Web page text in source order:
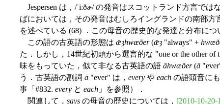
Jespersen は，/ˈiːðɚ/ の発音はスコットランド方言で
ばにおいては，その発音はむしろイングランドの南部方
を述べている (68) ．この母音の歴史的な発達と分布に
この語の古英語の形態は ǣȝhwæðer(ǣȝ "always" +
た．しかし，14世紀初頭から選言的な "one or the other
味をもっていた，似て非なる古英語の語 āhwæðer(ā
う．古英語の副詞 ā "ever" は， every や each の語頭音に
事「#832. every と each 」を参照）．
関連して， says の母音の歴史については， [2010-10-20-